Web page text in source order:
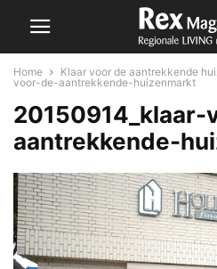
Home Klaar voor de aantrekkende
voor-de-aantrekkende-huizenmarkt
aantrekkende-